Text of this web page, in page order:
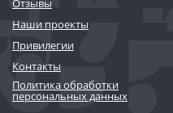
Отзывы
Наши проекты
Привилегии
Контакты
Политика обработки
персональных данных